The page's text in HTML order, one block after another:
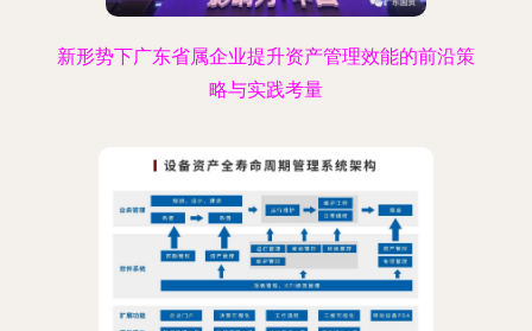
新形势下广东省属企业提升资产管理效能的前沿策
略与实践考量